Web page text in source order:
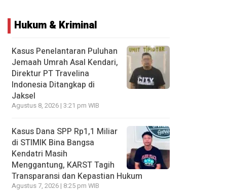
Hukum & Kriminal
Kasus Penelantaran Puluhan
Jemaah Umrah Asal Kendari,
Direktur PT Travelina
Indonesia Ditangkap di
Jaksel
Agustus 8, 2026 | 3:21 pm WIB
Kasus Dana SPP Rp1,1 Miliar
di STIMIK Bina Bangsa
Kendatri Masih
Menggantung, KARST Tagih
Transparansi dan Kepastian Hukum
Agustus 7, 2026 | 8:25 pm WIB